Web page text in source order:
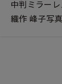
中判ミラー
織作 峰子写